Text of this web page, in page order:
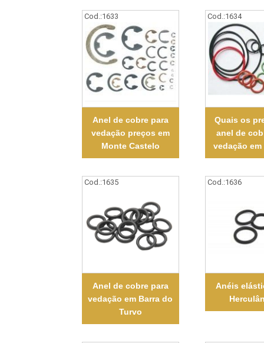
Cod.:1633
Anel de cobre para
vedação preços em
Monte Castelo
Cod.:1634
Quais os
anel de
vedação
Cod.:1635
Anel de cobre para
vedação em Barra do
Turvo
Cod.:1636
Anéis